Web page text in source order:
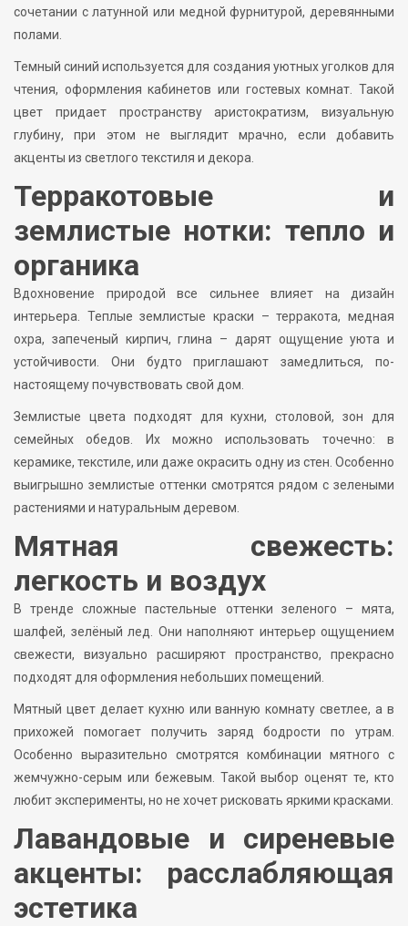
сочетании с латунной или медной фурнитурой, деревянными
полами.
Темный синий используется для создания уютных уголков для
чтения, оформления кабинетов или гостевых комнат. Такой
цвет придает пространству аристократизм, визуальную
глубину, при этом не выглядит мрачно, если добавить
акценты из светлого текстиля и декора.
Терракотовые и
землистые нотки: тепло и
органика
Вдохновение природой все сильнее влияет на дизайн
интерьера. Теплые землистые краски – терракота, медная
охра, запеченый кирпич, глина – дарят ощущение уюта и
устойчивости. Они будто приглашают замедлиться, по-
настоящему почувствовать свой дом.
Землистые цвета подходят для кухни, столовой, зон для
семейных обедов. Их можно использовать точечно: в
керамике, текстиле, или даже окрасить одну из стен. Особенно
выигрышно землистые оттенки смотрятся рядом с зелеными
растениями и натуральным деревом.
Мятная свежесть:
легкость и воздух
В тренде сложные пастельные оттенки зеленого – мята,
шалфей, зелёный лед. Они наполняют интерьер ощущением
свежести, визуально расширяют пространство, прекрасно
подходят для оформления небольших помещений.
Мятный цвет делает кухню или ванную комнату светлее, а в
прихожей помогает получить заряд бодрости по утрам.
Особенно выразительно смотрятся комбинации мятного с
жемчужно-серым или бежевым. Такой выбор оценят те, кто
любит эксперименты, но не хочет рисковать яркими красками.
Лавандовые и сиреневые
акценты: расслабляющая
эстетика